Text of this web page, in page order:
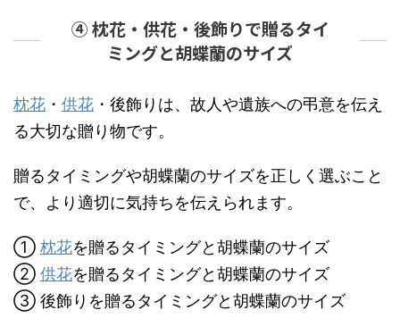
④ 枕花・供花・後飾りで贈るタイ
ミングと胡蝶蘭のサイズ
枕花 ・ 供花 ・後飾りは、故人や遺族への弔意を伝え
る大切な贈り物です。
贈るタイミングや胡蝶蘭のサイズを正しく選ぶこと
で、より適切に気持ちを伝えられます。
① 枕花を贈るタイミングと胡蝶蘭のサイズ
② 供花を贈るタイミングと胡蝶蘭のサイズ
③ 後飾りを贈るタイミングと胡蝶蘭のサイズ